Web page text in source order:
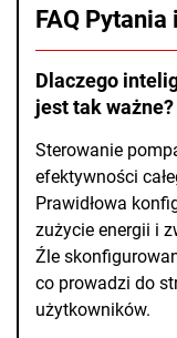
FAQ
Dlaczego
jest tak ważne?
Sterowanie
efektywności
Prawidłowa
zużycie energii i
Źle
co prowadzi do
użytkowników.